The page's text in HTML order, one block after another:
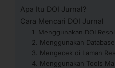
Apa Itu DOI Jurnal?
Cara Mencari DOI Jurnal
1. Menggunakan DOI
2. Menggunakan
3. Mengecek di Laman
4. Menggunakan Tools